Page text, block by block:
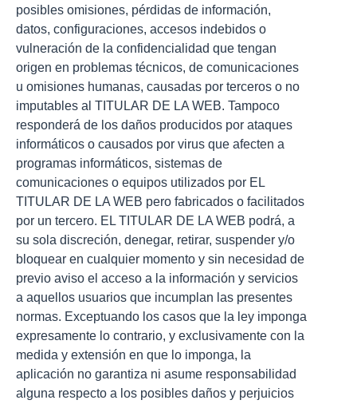
posibles omisiones, pérdidas de información,
datos, configuraciones, accesos indebidos o
vulneración de la confidencialidad que tengan
origen en problemas técnicos, de comunicaciones
u omisiones humanas, causadas por terceros o no
imputables al TITULAR DE LA WEB. Tampoco
responderá de los daños producidos por ataques
informáticos o causados por virus que afecten a
programas informáticos, sistemas de
comunicaciones o equipos utilizados por EL
TITULAR DE LA WEB pero fabricados o facilitados
por un tercero. EL TITULAR DE LA WEB podrá, a
su sola discreción, denegar, retirar, suspender y/o
bloquear en cualquier momento y sin necesidad de
previo aviso el acceso a la información y servicios
a aquellos usuarios que incumplan las presentes
normas. Exceptuando los casos que la ley imponga
expresamente lo contrario, y exclusivamente con la
medida y extensión en que lo imponga, la
aplicación no garantiza ni asume responsabilidad
alguna respecto a los posibles daños y perjuicios